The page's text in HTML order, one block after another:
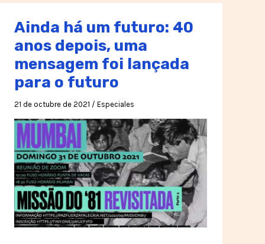
anni
dopo,
è
stato
messaggio
verso
il
futuro
Ainda há um futuro: 40
anos depois, uma
mensagem foi lançada
para o futuro
21 de octubre de 2021 /Especiales